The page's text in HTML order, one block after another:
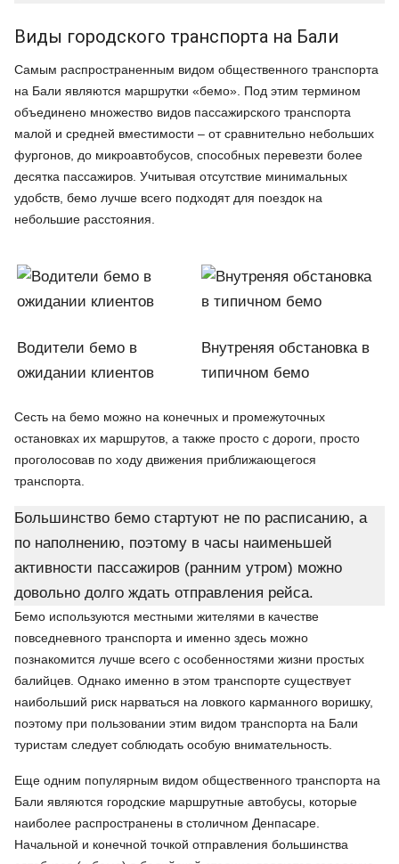
Виды городского транспорта на Бали
Самым распространенным видом общественного транспорта
на Бали являются маршрутки «бемо». Под этим термином
объединено множество видов пассажирского транспорта
малой и средней вместимости – от сравнительно небольших
фургонов, до микроавтобусов, способных перевезти более
десятка пассажиров. Учитывая отсутствие минимальных
удобств, бемо лучше всего подходят для поездок на
небольшие расстояния.
Водители бемо в
ожидании клиентов
Внутреняя обстановка в
типичном бемо
Сесть на бемо можно на конечных и промежуточных
остановках их маршрутов, а также просто с дороги, просто
проголосовав по ходу движения приближающегося
транспорта.
Большинство бемо стартуют не по расписанию, а
по наполнению, поэтому в часы наименьшей
активности пассажиров (ранним утром) можно
довольно долго ждать отправления рейса.
Бемо используются местными жителями в качестве
повседневного транспорта и именно здесь можно
познакомится лучше всего с особенностями жизни простых
балийцев. Однако именно в этом транспорте существует
наибольший риск нарваться на ловкого карманного воришку,
поэтому при пользовании этим видом транспорта на Бали
туристам следует соблюдать особую внимательность.
Еще одним популярным видом общественного транспорта на
Бали являются городские маршрутные автобусы, которые
наиболее распространены в столичном Денпасаре.
Начальной и конечной точкой отправления большинства